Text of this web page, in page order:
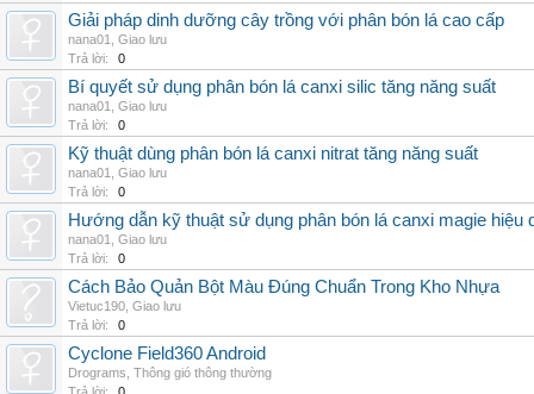
Giải pháp dinh dưỡng cây trồng với phân bón lá cao cấp
nana01
Giao lưu
Trả lời:
0
Bí quyết sử dụng phân bón lá canxi silic tăng năng suất
nana01
Giao lưu
Trả lời:
0
Kỹ thuật dùng phân bón lá canxi nitrat tăng năng suất
nana01
Giao lưu
Trả lời:
0
Hướng dẫn kỹ thuật sử dụng phân bón lá canxi magie hiệu
nana01
Giao lưu
Trả lời:
0
Cách Bảo Quản Bột Màu Đúng Chuẩn Trong Kho Nhựa
Vietuc190 Giao lưu
Trả lời:
0
Cyclone Field360 Android
Drograms Thông gió thông thường